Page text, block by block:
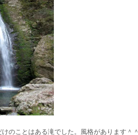
のことはある滝でした。風格があります＾＾